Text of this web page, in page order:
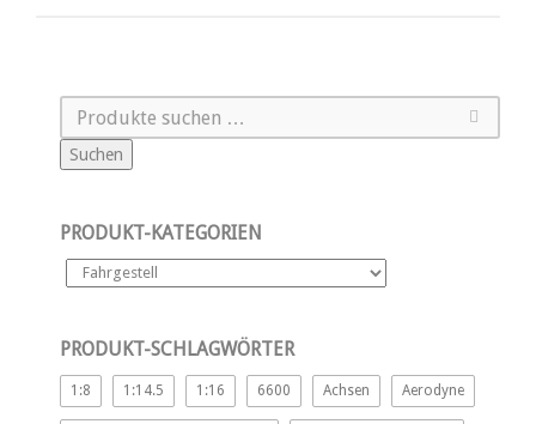
Suchen
PRODUKT-KATEGORIEN
PRODUKT-SCHLAGWÖRTER
1:8 1:14.5 1:16 6600 Achsen Aerodyne